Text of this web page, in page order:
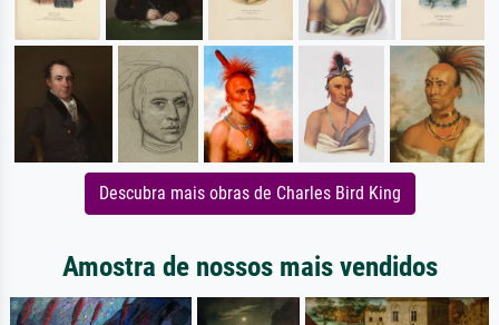
Descubra mais obras de Charles Bird King
Amostra de nossos mais vendidos